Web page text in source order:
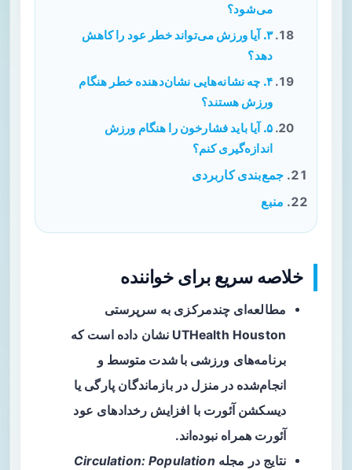
می‌شود؟
۳. آیا ورزش می‌تواند خطر عود را کاهش
دهد؟
۴. چه نشانه‌هایی نشان‌دهنده خطر هنگام
ورزش هستند؟
۵. آیا باید فشارخون را هنگام ورزش
اندازه‌گیری کنم؟
جمع‌بندی کاربردی
منبع
خلاصه سریع برای خواننده
مطالعه‌ای چندمرکزی به سرپرستی
UTHealth Houston نشان داده است که
برنامه‌های ورزشی با شدت متوسط و
انجام‌شده در منزل در بازماندگان پارگی یا
دیسکشن آئورت با افزایش رخدادهای عود
آئورت همراه نبوده‌اند.
نتایج در مجله Circulation: Population